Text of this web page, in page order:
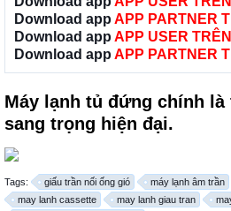
Download app APP PARTNER
Download app APP USER
Download app APP PARTNER
Máy lạnh tủ đứng chính
sang trọng hiện đại.
Tags: giấu trần nối ống gió máy lạnh âm trần
may lanh cassette
may lanh giau tran